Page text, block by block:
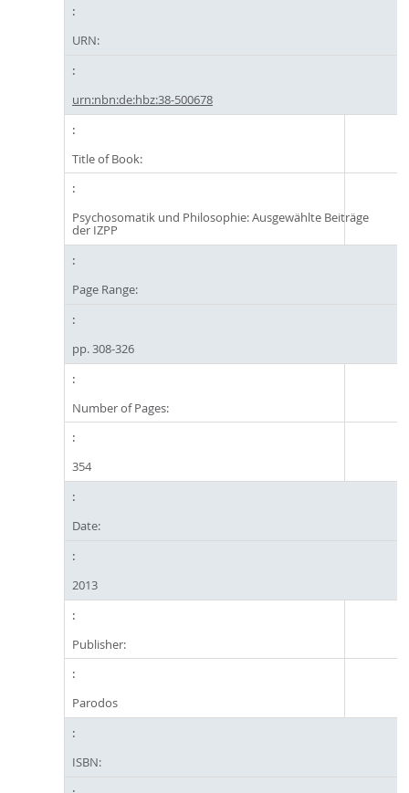
URN:
urn:nbn:de:hbz:38-500678
Title of Book:
Psychosomatik und Philosophie: Ausgewählte Beiträge
der IZPP
Page Range:
pp. 308-326
Number of Pages:
354
Date:
2013
Publisher:
Parodos
ISBN: